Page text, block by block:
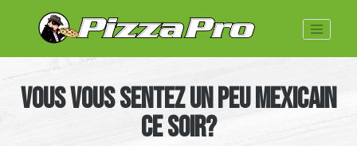
Toggle
VOUS VOUS SENTEZ UN PEU MEXICAIN
CE SOIR?